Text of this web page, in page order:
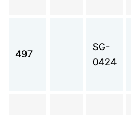
497
SG-
0424